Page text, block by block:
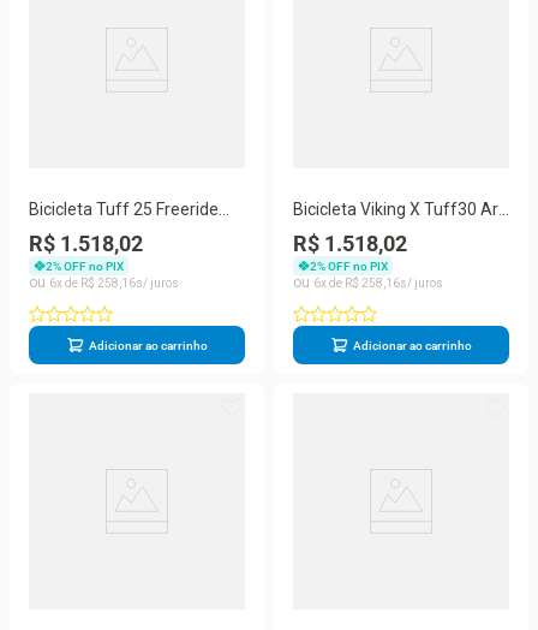
Bicicleta Tuff 25 Freeride
Aro 26 Freio A Disco Viking X
R$ 1.518,02
2% OFF no PIX
6
R$ 258 16
Adicionar ao carrinho
Bicicleta Viking X Tuff30 Aro
26 Freio Disco 21
Velocidades
R$ 1.518,02
2% OFF no PIX
6
R$ 258 16
Adicionar ao carrinho